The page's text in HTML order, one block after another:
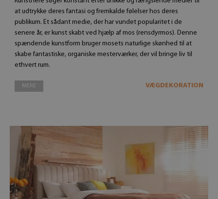
at udtrykke deres fantasi og fremkalde følelser hos deres
publikum. Et sådant medie, der har vundet popularitet i de
senere år, er kunst skabt ved hjælp af mos (rensdyrmos). Denne
spændende kunstform bruger mosets naturlige skønhed til at
skabe fantastiske, organiske mesterværker, der vil bringe liv til
ethvert rum.
MERE VÆGDEKORATION